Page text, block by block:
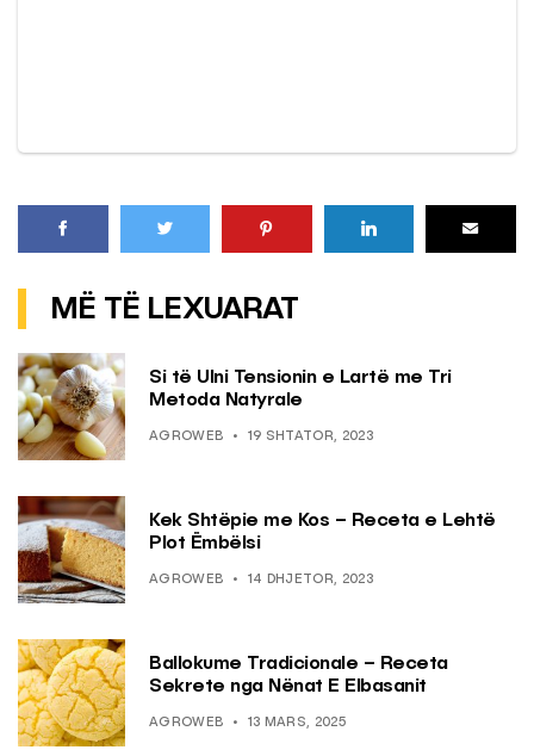
MË TË LEXUARAT
Si të Ulni Tensionin e Lartë me Tri
Metoda Natyrale
AGROWEB 19 SHTATOR, 2023
Kek Shtëpie me Kos – Receta e Lehtë
Plot Ëmbëlsi
AGROWEB 14 DHJETOR, 2023
Ballokume Tradicionale – Receta
Sekrete nga Nënat E Elbasanit
AGROWEB 13 MARS, 2025